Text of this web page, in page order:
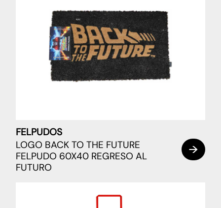
FELPUDOS
LOGO BACK TO THE FUTURE
FELPUDO 60X40 REGRESO AL
FUTURO